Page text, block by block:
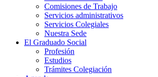
Comisiones de Trabajo
Servicios administrativos
Servicios Colegiales
Nuestra Sede
El Graduado Social
Profesión
Estudios
Trámites Colegiación